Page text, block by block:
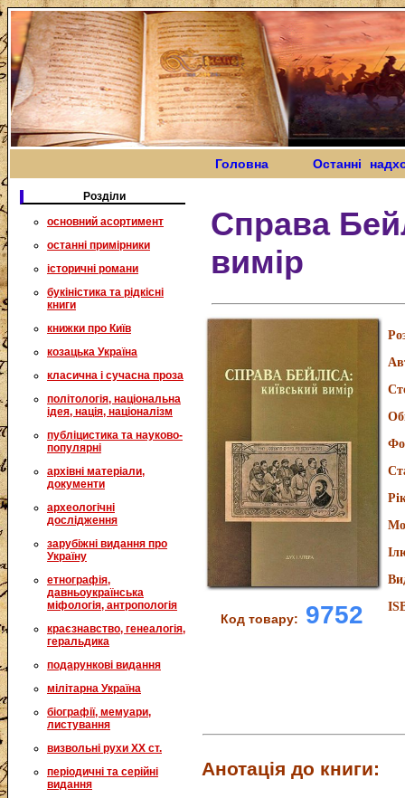
Головна Останні
Розділи
основний асортимент
останні примірники
історичні романи
букіністика та рідкісні
книги
книжки про Київ
козацька Україна
класична і сучасна проза
політологія, національна
ідея, нація, націоналізм
публіцистика та науково-
популярні
архівні матеріали,
документи
археологічні
дослідження
зарубіжні видання про
Україну
етнографія,
давньоукраїнська
міфологія, антропологія
краєзнавство, генеалогія,
геральдика
подарункові видання
мілітарна Україна
біографії, мемуари,
листування
визвольні рухи XX ст.
періодичні та серійні
видання
Справа
вимір
Код товару: 9752
Анотація до книги: